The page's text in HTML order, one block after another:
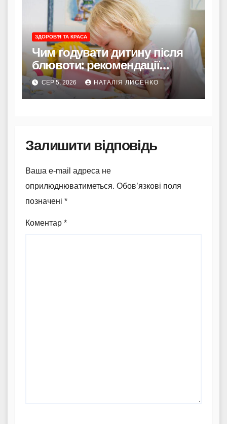
ЗДОРОВ'Я ТА КРАСА
Чим годувати дитину після
блювоти: рекомендації
Комаровського
СЕР 5, 2026 НАТАЛІЯ ЛИСЕНКО
Залишити відповідь
Ваша e-mail адреса не
оприлюднюватиметься. Обов’язкові поля
позначені *
Коментар *